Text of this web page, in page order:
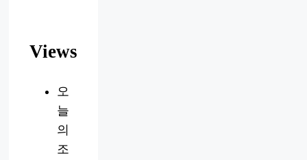
Views
오
늘
의
조